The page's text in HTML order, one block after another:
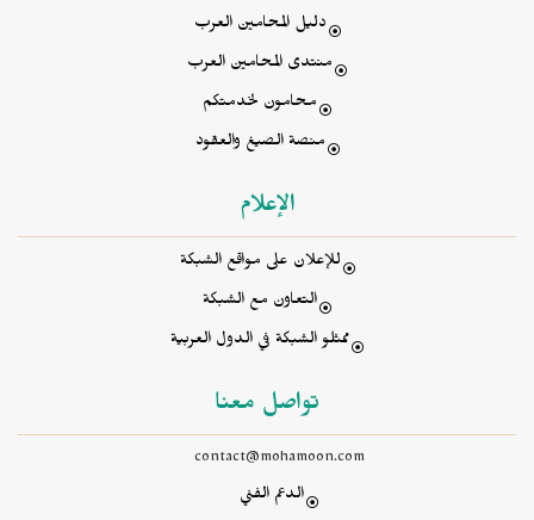
دليل المحامين العرب
منتدى المحامين العرب
محامون لخدمتكم
منصة الصيغ والعقود
الإعلام
للإعلان على مواقع الشبكة
التعاون مع الشبكة
ممثلو الشبكة في الدول العربية
تواصل معنا
contact@mohamoon.com
الدعم الفني